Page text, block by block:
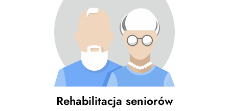
Rehabilitacja seniorów